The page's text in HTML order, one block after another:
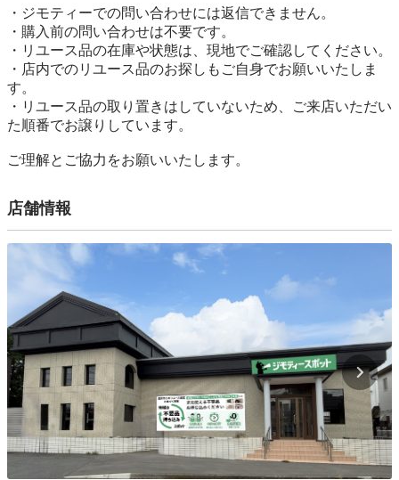
・ジモティーでの問い合わせには返信できません。
・購入前の問い合わせは不要です。
・リユース品の在庫や状態は、現地でご確認してください。
・店内でのリユース品のお探しもご自身でお願いいたしま
す。
・リユース品の取り置きはしていないため、ご来店いただい
た順番でお譲りしています。
ご理解とご協力をお願いいたします。
店舗情報